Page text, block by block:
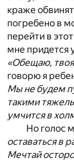
краже
погребено в
перейти в
мне придется
«Обещаю, твоя
говорю я
Мы не будем
такими
умчится в
Но голос
оставаться в
Мечтай